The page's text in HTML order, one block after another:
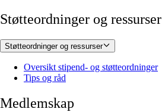
Støtteordninger og ressurser
Støtteordninger og ressurser
Oversikt stipend- og støtteordninger
Tips og råd
Medlemskap